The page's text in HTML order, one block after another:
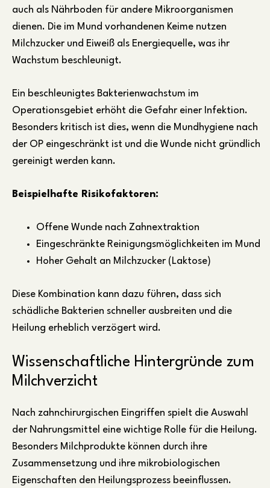
auch als Nährboden für andere Mikroorganismen
dienen. Die im Mund vorhandenen Keime nutzen
Milchzucker und Eiweiß als Energiequelle, was ihr
Wachstum beschleunigt.
Ein beschleunigtes Bakterienwachstum im
Operationsgebiet erhöht die Gefahr einer Infektion.
Besonders kritisch ist dies, wenn die Mundhygiene nach
der OP eingeschränkt ist und die Wunde nicht gründlich
gereinigt werden kann.
Beispielhafte Risikofaktoren:
Offene Wunde nach Zahnextraktion
Eingeschränkte Reinigungsmöglichkeiten im Mund
Hoher Gehalt an Milchzucker (Laktose)
Diese Kombination kann dazu führen, dass sich
schädliche Bakterien schneller ausbreiten und die
Heilung erheblich verzögert wird.
Wissenschaftliche Hintergründe zum
Milchverzicht
Nach zahnchirurgischen Eingriffen spielt die Auswahl
der Nahrungsmittel eine wichtige Rolle für die Heilung.
Besonders Milchprodukte können durch ihre
Zusammensetzung und ihre mikrobiologischen
Eigenschaften den Heilungsprozess beeinflussen.